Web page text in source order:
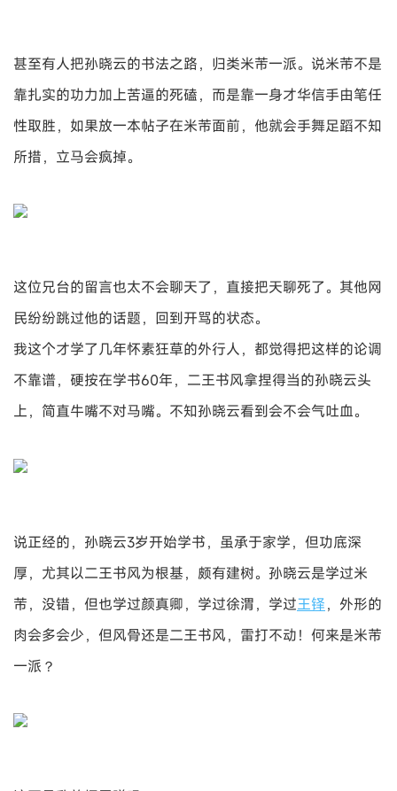
甚至有人把孙晓云的书法之路，归类米芾一派。说米芾不是
靠扎实的功力加上苦逼的死磕，而是靠一身才华信手由笔任
性取胜，如果放一本帖子在米芾面前，他就会手舞足蹈不知
所措，立马会疯掉。
这位兄台的留言也太不会聊天了，直接把天聊死了。其他网
民纷纷跳过他的话题，回到开骂的状态。
我这个才学了几年怀素狂草的外行人，都觉得把这样的论调
不靠谱，硬按在学书60年，二王书风拿捏得当的孙晓云头
上，简直牛嘴不对马嘴。不知孙晓云看到会不会气吐血。
说正经的，孙晓云3岁开始学书，虽承于家学，但功底深
厚，尤其以二王书风为根基，颇有建树。孙晓云是学过米
芾，没错，但也学过颜真卿，学过徐渭，学过王铎，外形的
肉会多会少，但风骨还是二王书风，雷打不动！何来是米芾
一派？